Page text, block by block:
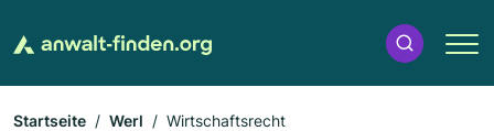
Startseite Werl Wirtschaftsrecht